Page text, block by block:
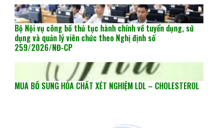
Bộ Nội vụ công bố thủ tục hành chính về tuyển dụng, sử
dụng và quản lý viên chức theo Nghị định số
259/2026/NĐ-CP
MUA BỔ SUNG HÓA CHẤT XÉT NGHIỆM LDL – CHOLESTEROL